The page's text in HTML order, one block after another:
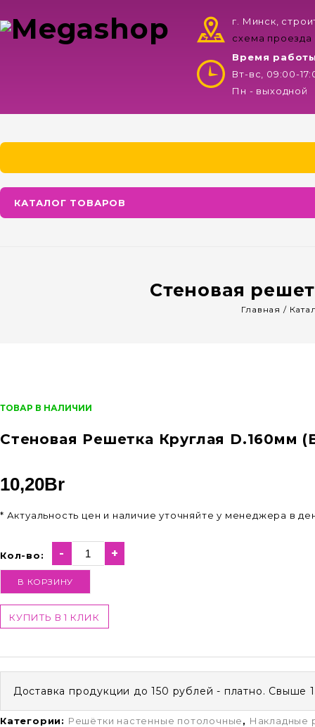
г. Минск,
схема проезда
Время
Вт-вс, 09:00-
Пн - выходной
КАТАЛОГ ТОВАРОВ
Стеновая
Главная /
ТОВАР В НАЛИЧИИ
Стеновая Решетка Круглая D.160мм
10,20Br
* Актуальность цен и наличие уточняйте у менеджера в
Кол-во: - +
В КОРЗИНУ
КУПИТЬ В 1 КЛИК
Доставка продукции до 150 рублей - платно. Свыше
Категории: Решётки настенные потолочные, Накладные